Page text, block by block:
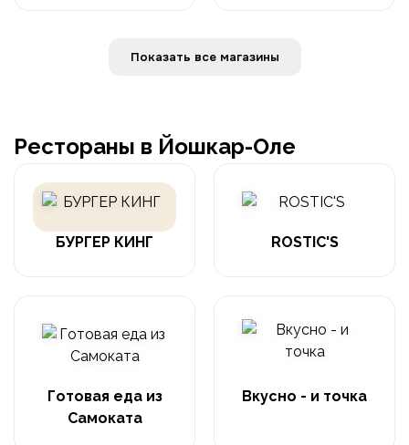
Показать все магазины
Рестораны в Йошкар-Оле
БУРГЕР КИНГ ROSTIC'S
Готовая еда из
Самоката
Вкусно - и точка